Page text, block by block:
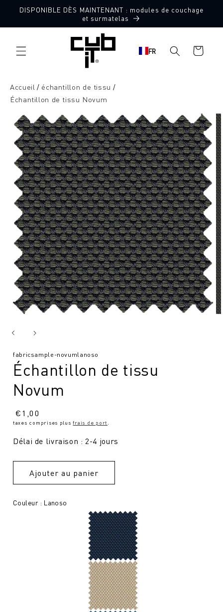
directement
DISPONIBLE DÈS MAINTENANT : modules de couchage
et surmatelas
FR
Panier
d'achat
Accueil
échantillon de tissu
Échantillon de tissu Novum
l'information
sur le
produit
10 échantillons de tissu gratuits
SKU
fabricsample-novumlanoso
Échantillon de tissu
Novum
Prix
normal
€1,00
taxes comprises plusfrais de port
Délai de livraison : 2-4 jours
Ajouter au panier
Couleur : Lanoso